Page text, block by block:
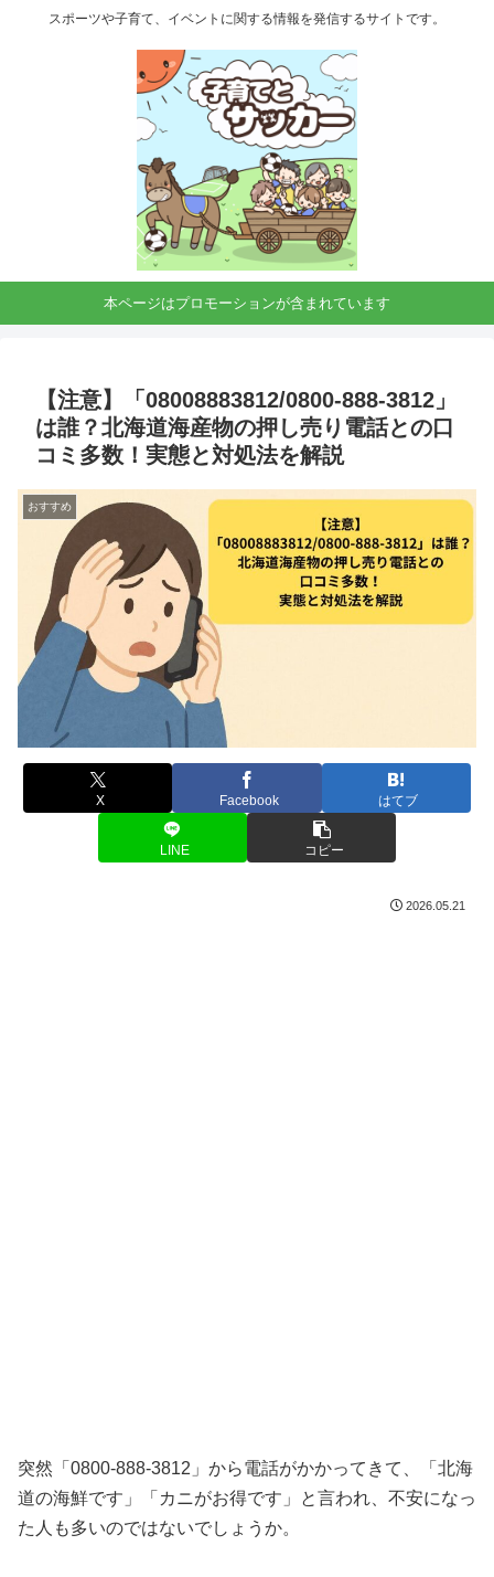
スポーツや子育て、イベントに関する情報を発信するサイトです。
本ページはプロモーションが含まれています
【注意】「08008883812/0800-888-3812」
は誰？北海道海産物の押し売り電話との口
コミ多数！実態と対処法を解説
おすすめ
X Facebook はてブ
LINE コピー
2026.05.21
突然「0800-888-3812」から電話がかかってきて、「北海
道の海鮮です」「カニがお得です」と言われ、不安になっ
た人も多いのではないでしょうか。